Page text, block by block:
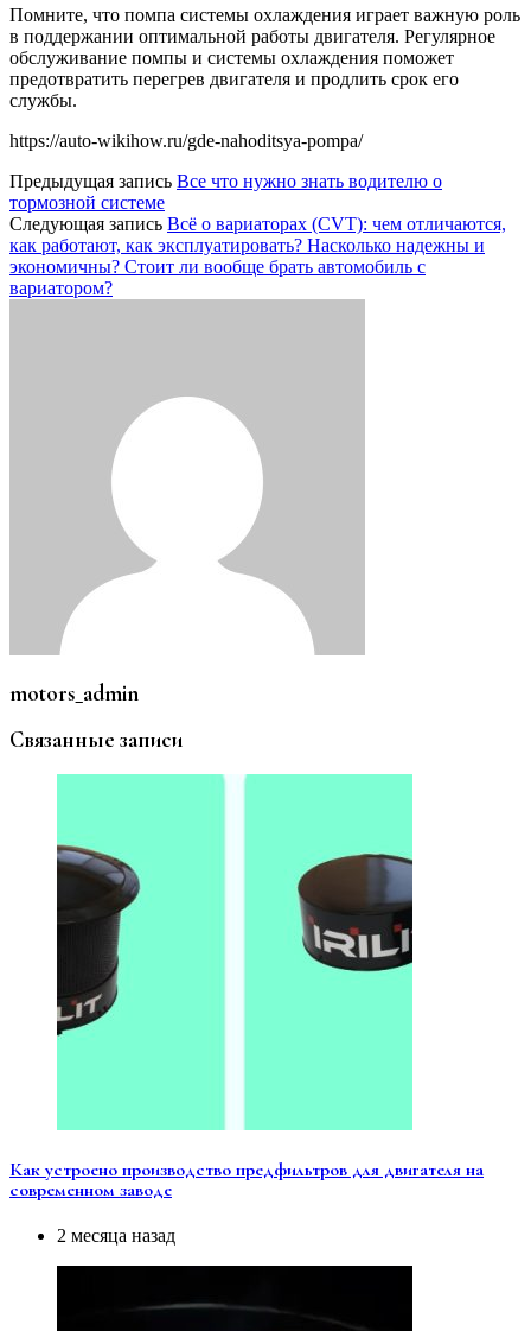
Помните, что помпа системы охлаждения играет важную роль
в поддержании оптимальной работы двигателя. Регулярное
обслуживание помпы и системы охлаждения поможет
предотвратить перегрев двигателя и продлить срок его
службы.
https://auto-wikihow.ru/gde-nahoditsya-pompa/
Предыдущая запись Все что нужно знать водителю о
тормозной системе
Следующая запись Всё о вариаторах (CVT): чем отличаются,
как работают, как эксплуатировать? Насколько надежны и
экономичны? Стоит ли вообще брать автомобиль с
вариатором?
motors_admin
Связанные записи
Как устроено производство предфильтров для двигателя на
современном заводе
2 месяца назад